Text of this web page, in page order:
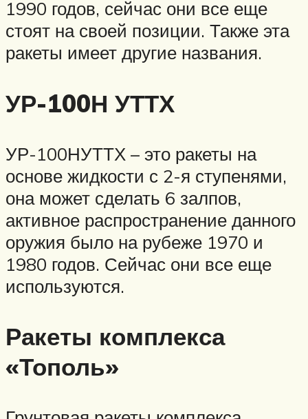
1990 годов, сейчас они все еще
стоят на своей позиции. Также эта
ракеты имеет другие названия.
УР-100Н УТТХ
УР-100НУТТХ – это ракеты на
основе жидкости с 2-я ступенями,
она может сделать 6 залпов,
активное распространение данного
оружия было на рубеже 1970 и
1980 годов. Сейчас они все еще
используются.
Ракеты комплекса
«Тополь»